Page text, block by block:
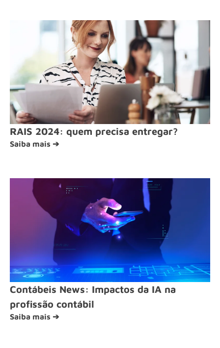
RAIS 2024: quem precisa entregar?
Saiba mais ➔
Contábeis News: Impactos da IA na
profissão contábil
Saiba mais ➔